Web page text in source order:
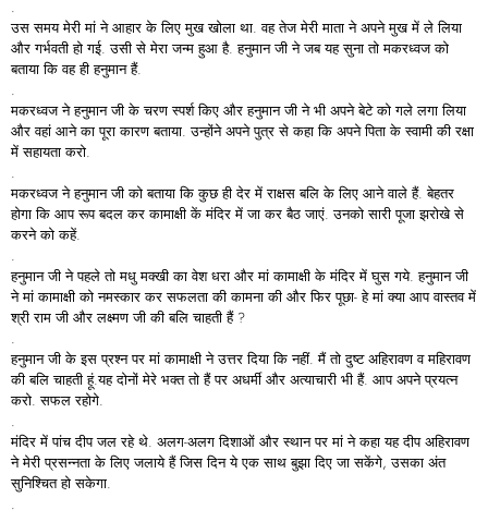
.
उस समय मेरी मां ने आहार के लिए मुख खोला था. वह तेज मेरी माता ने अपने मुख में ले लिया
और गर्भवती हो गई. उसी से मेरा जन्म हुआ है. हनुमान जी ने जब यह सुना तो मकरध्वज को
बताया कि वह ही हनुमान हैं.
.
मकरध्वज ने हनुमान जी के चरण स्पर्श किए और हनुमान जी ने भी अपने बेटे को गले लगा लिया
और वहां आने का पूरा कारण बताया. उन्होंने अपने पुत्र से कहा कि अपने पिता के स्वामी की रक्षा
में सहायता करो.
.
मकरध्वज ने हनुमान जी को बताया कि कुछ ही देर में राक्षस बलि के लिए आने वाले हैं. बेहतर
होगा कि आप रूप बदल कर कामाक्षी कें मंदिर में जा कर बैठ जाएं. उनको सारी पूजा झरोखे से
करने को कहें.
.
हनुमान जी ने पहले तो मधु मक्खी का वेश धरा और मां कामाक्षी के मंदिर में घुस गये. हनुमान जी
ने मां कामाक्षी को नमस्कार कर सफलता की कामना की और फिर पूछा- हे मां क्या आप वास्तव में
श्री राम जी और लक्ष्मण जी की बलि चाहती हैं ?
.
हनुमान जी के इस प्रश्न पर मां कामाक्षी ने उत्तर दिया कि नहीं. मैं तो दुष्ट अहिरावण व महिरावण
की बलि चाहती हूं.यह दोनों मेरे भक्त तो हैं पर अधर्मी और अत्याचारी भी हैं. आप अपने प्रयत्न
करो. सफल रहोगे.
.
मंदिर में पांच दीप जल रहे थे. अलग-अलग दिशाओं और स्थान पर मां ने कहा यह दीप अहिरावण
ने मेरी प्रसन्नता के लिए जलाये हैं जिस दिन ये एक साथ बुझा दिए जा सकेंगे, उसका अंत
सुनिश्चित हो सकेगा.
.